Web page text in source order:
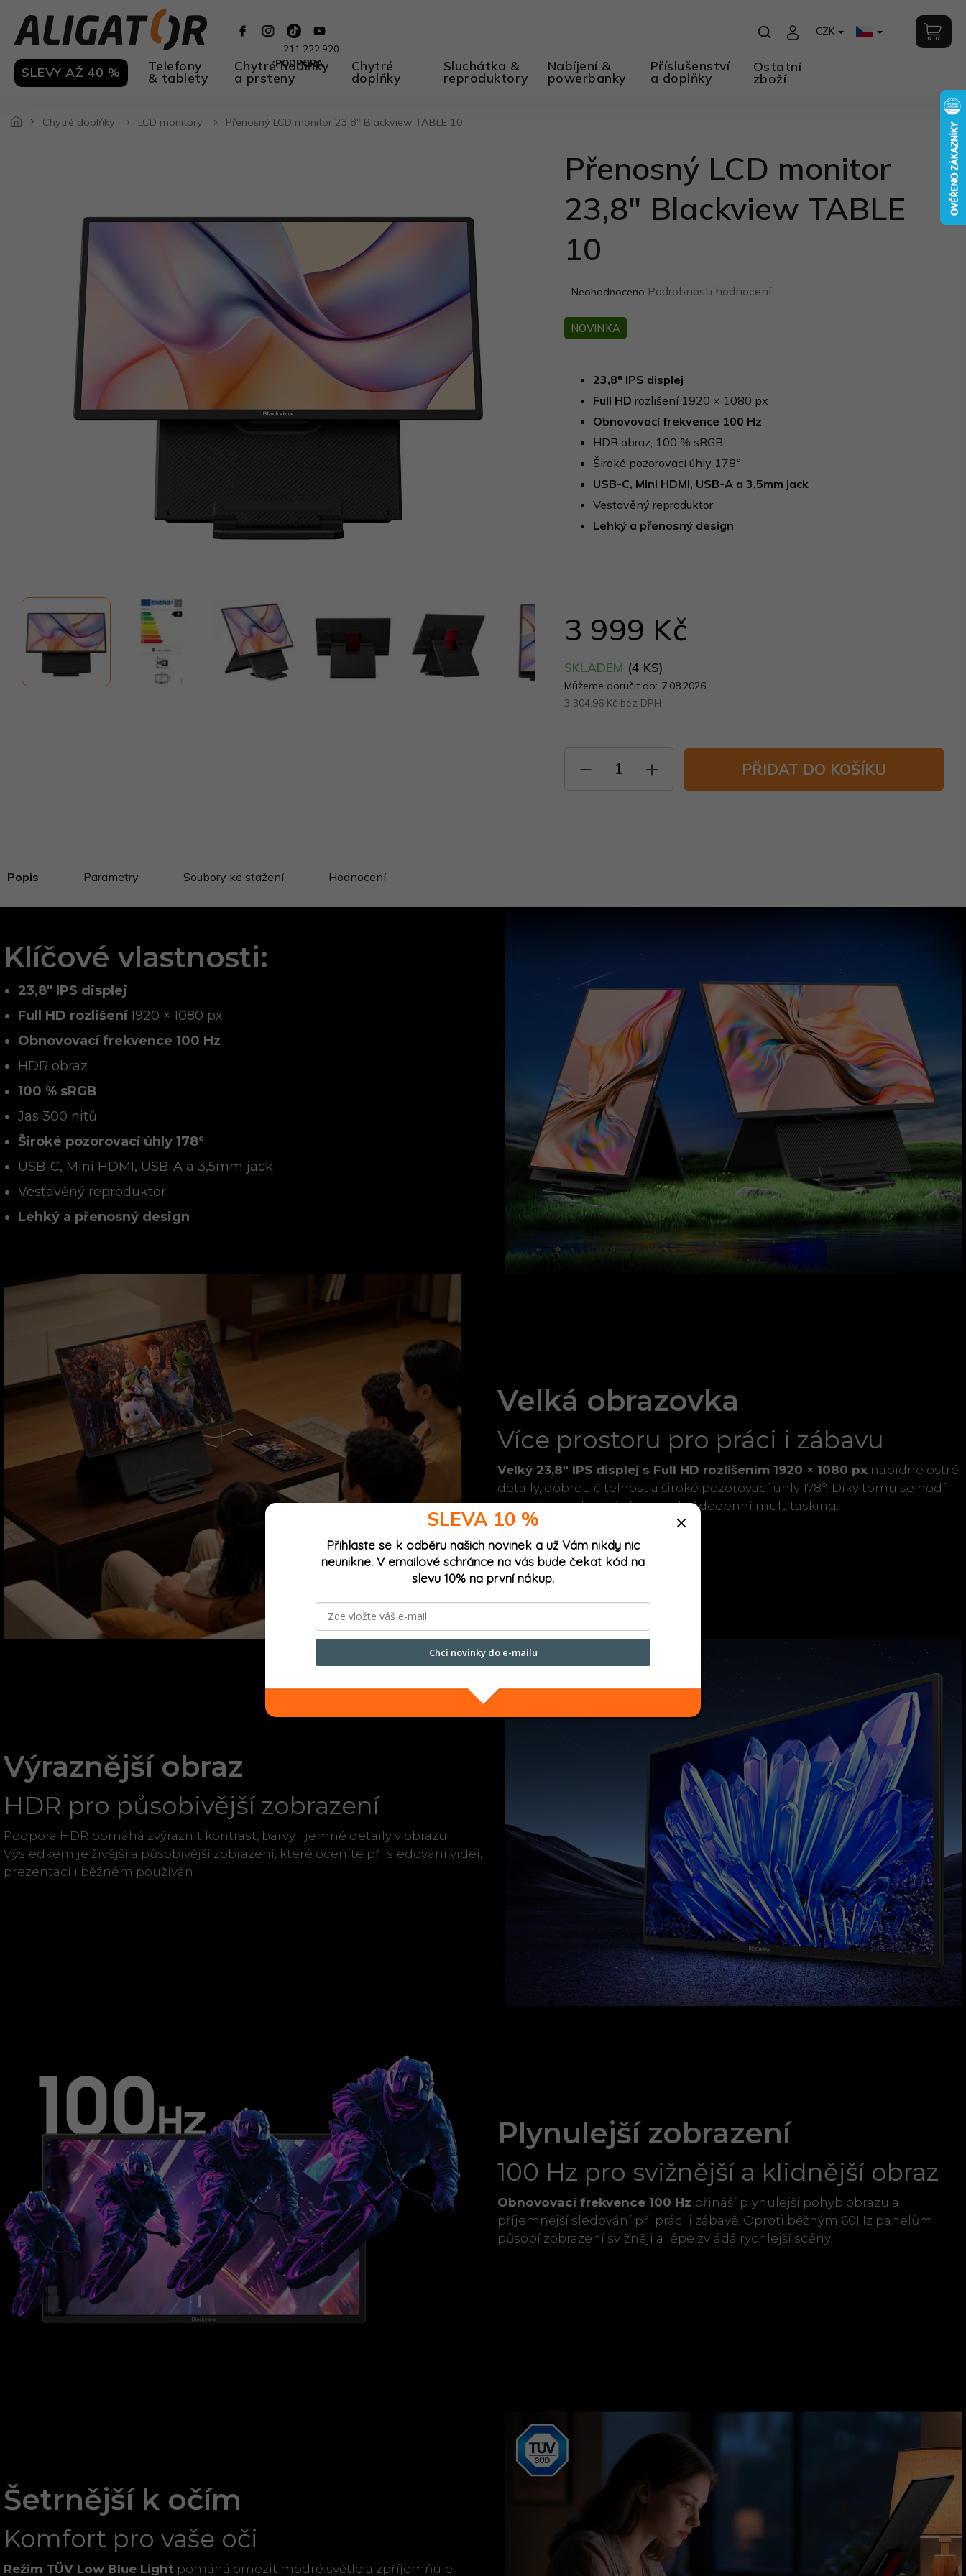
obsah
211 222 920
PODPORA
CZK
SLEVY AŽ 40 % Telefony
& tablety
Chytré hodinky
a prsteny
Chytré
doplňky
Sluchátka &
reproduktory
Nabíjení &
powerbanky
Příslušenství
a doplňky
Ostatní
zboží
Chytré doplňky LCD monitory Přenosný LCD monitor 23,8″ Blackview TABLE 10
Přenosný LCD monitor
23,8″ Blackview TABLE
10
NOVINKA
Průměrné
produktu
je
hvězdiček.
Neohodnoceno Podrobnosti hodnocení
3 999 Kč
SKLADEM (4 KS)
Můžeme doručit do: 7.08.2026
3 304,96 Kč bez DPH
PŘIDAT DO KOŠÍKU
23,8" IPS displej
Full HD rozlišení 1920 × 1080 px
Obnovovací frekvence 100 Hz
HDR obraz, 100 % sRGB
Široké pozorovací úhly 178°
USB-C, Mini HDMI, USB-A a 3,5mm jack
Vestavěný reproduktor
Lehký a přenosný design
Popis Parametry Soubory ke stažení Hodnocení
Klíčové vlastnosti:
23,8" IPS displej
Full HD rozlišení1920 × 1080 px
Obnovovací frekvence 100 Hz
HDR obraz
100 % sRGB
Jas 300 nitů
Široké pozorovací úhly 178°
USB-C, Mini HDMI, USB-A a 3,5mm jack
Vestavěný reproduktor
Lehký a přenosný design
Velká obrazovka
Více prostoru pro práci i zábavu
Velký 23,8" IPS displej s Full HD rozlišením 1920 × 1080 px nabídne ostré
detaily, dobrou čitelnost a široké pozorovací úhly 178°. Díky tomu se hodí
pro práci, sledování obsahu i každodenní multitasking.
Výraznější obraz
HDR pro působivější zobrazení
Podpora HDR pomáhá zvýraznit kontrast, barvy i jemné detaily v obrazu.
Výsledkem je živější a působivější zobrazení, které oceníte při sledování videí,
prezentací i běžném používání.
Plynulejší zobrazení
100 Hz pro svižnější a klidnější obraz
Obnovovací frekvence 100 Hz přináší plynulejší pohyb obrazu a
příjemnější sledování při práci i zábavě. Oproti běžným 60Hz panelům
působí zobrazení svižněji a lépe zvládá rychlejší scény.
Šetrnější k očím
Komfort pro vaše oči
Režim TÜV Low Blue Light pomáhá omezit modré světlo a zpříjemňuje
SLEVA 10 %
Přihlaste se k odběru našich novinek a už Vám nikdy nic
neunikne. V emailové schránce na vás bude čekat kód na
slevu 10% na první nákup.
Chci novinky do e-mailu